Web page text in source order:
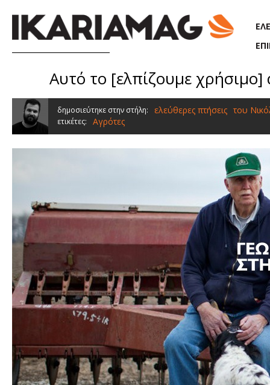
Αυτό το [ελπίζουμε χρήσιμο]
δημοσιεύτηκε στην στήλη: ελεύθερες πτήσεις του
ετικέτες: Αγρότες